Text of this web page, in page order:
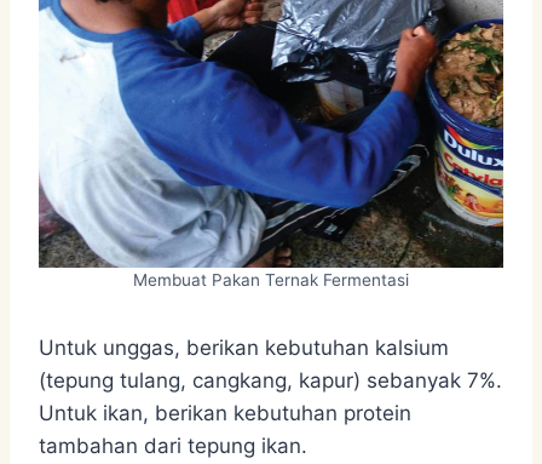
Membuat Pakan Ternak Fermentasi
Untuk unggas, berikan kebutuhan kalsium
(tepung tulang, cangkang, kapur) sebanyak 7%.
Untuk ikan, berikan kebutuhan protein
tambahan dari tepung ikan.